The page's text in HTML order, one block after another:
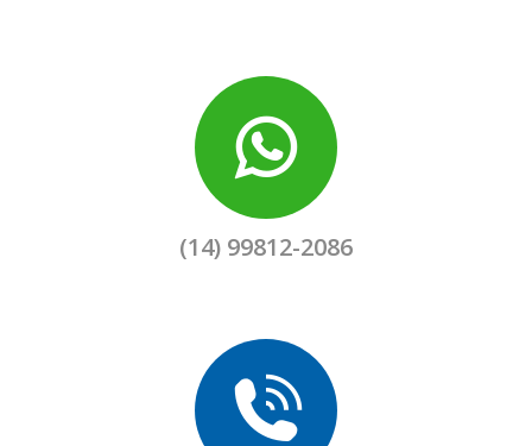
(14) 99812-2086